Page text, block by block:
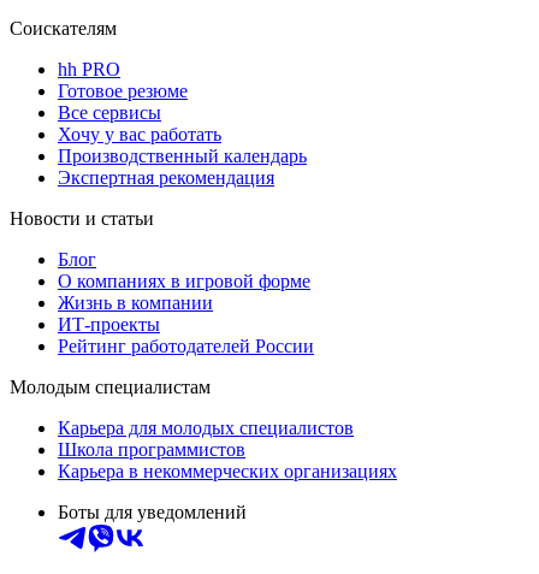
Соискателям
hh PRO
Готовое резюме
Все сервисы
Хочу у вас работать
Производственный календарь
Экспертная рекомендация
Новости и статьи
Блог
О компаниях в игровой форме
Жизнь в компании
ИТ-проекты
Рейтинг работодателей России
Молодым специалистам
Карьера для молодых специалистов
Школа программистов
Карьера в некоммерческих организациях
Боты для уведомлений